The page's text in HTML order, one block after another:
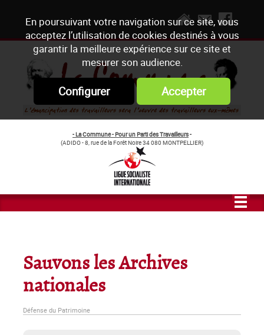
En poursuivant votre navigation sur ce site, vous
acceptez l’utilisation de cookies destinés à vous
garantir la meilleure expérience sur ce site et
mesurer son audience.
Configurer Accepter
- La Commune - Pour un Parti des Travailleurs-
(ADIDO - 8, rue de la Forêt Noire 34 080 MONTPELLIER)
Sauvons les Archives
nationales
Défense du Patrimoine